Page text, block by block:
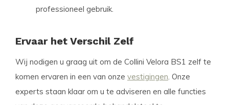
professioneel gebruik.
Ervaar het Verschil Zelf
Wij nodigen u graag uit om de Collini Velora BS1 zelf te
komen ervaren in een van onze vestigingen. Onze
experts staan klaar om u te adviseren en alle functies